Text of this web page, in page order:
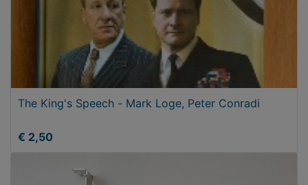
The King's Speech - Mark Loge, Peter Conradi
€ 2,50